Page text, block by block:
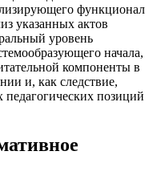
функционал
указанных актов
уровень
начала,
компоненты в
и, как следствие,
позиций